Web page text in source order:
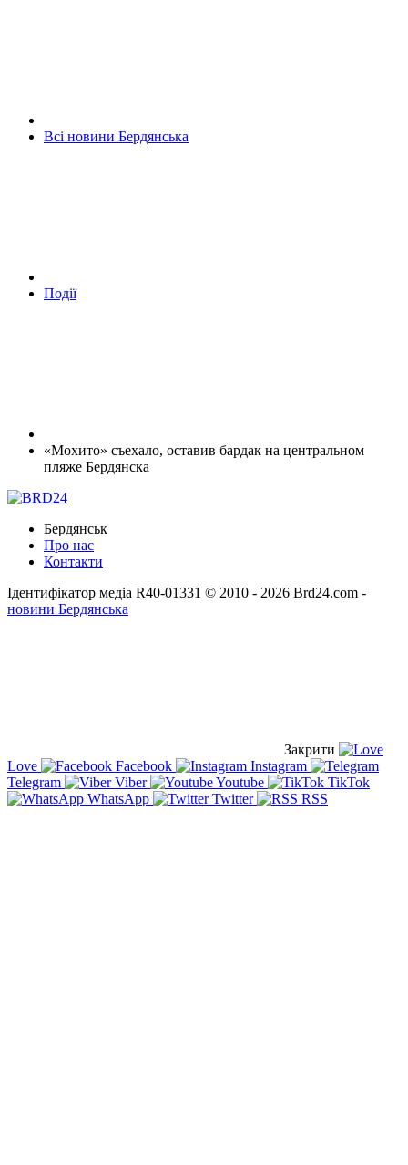
Всі новини Бердянська
Події
«Мохито» съехало, оставив бардак на центральном
пляже Бердянска
Бердянськ
Про нас
Контакти
Ідентифікатор медіа R40-01331 © 2010 - 2026 Brd24.com -
новини Бердянська
Закрити
Love
Facebook
Instagram
Telegram
Viber Youtube
TikTok
WhatsApp
Twitter RSS